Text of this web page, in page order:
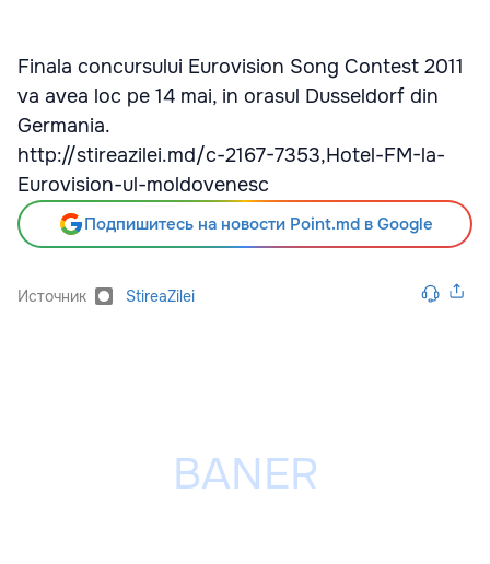
Finala concursului Eurovision Song Contest 2011
va avea loc pe 14 mai, in orasul Dusseldorf din
Germania.
http://stireazilei.md/c-2167-7353,Hotel-FM-la-
Eurovision-ul-moldovenesc
Подпишитесь на новости Point.md в Google
Источник StireaZilei